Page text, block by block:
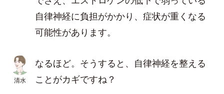
自律神経に負担がかかり、症状が重くなる
可能性があります。
清水
なるほど。そうすると、自律神経を整える
ことがカギですね？